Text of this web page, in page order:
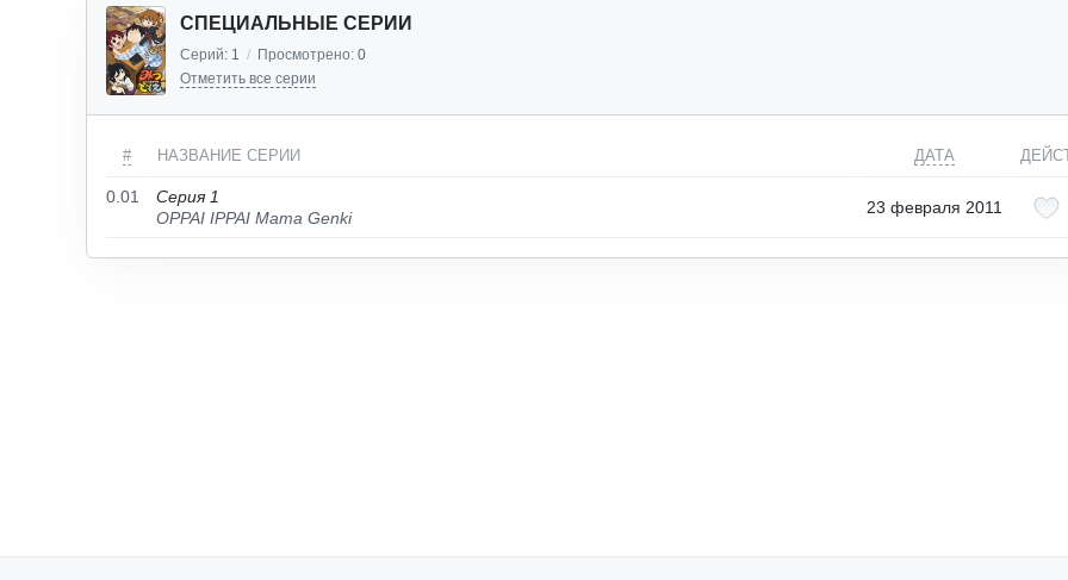
СПЕЦИАЛЬНЫЕ СЕРИИ
Серий: 1 / Просмотрено: 0
Отметить все серии
# НАЗВАНИЕ СЕРИИ ДАТА
0.01
Серия 1
OPPAI IPPAI Mama Genki
23 февраля 2011